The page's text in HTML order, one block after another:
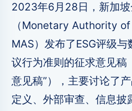
2023年6月28日，新加
（Monetary Authority
MAS）发布了ESG评级
议行为准则的征求意见稿
意见稿”），主要讨论了
定义、外部审查、信息披